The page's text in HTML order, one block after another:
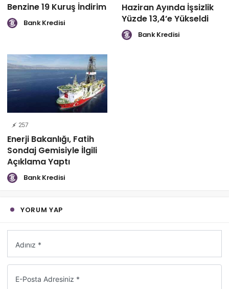
Benzine 19 Kuruş İndirim
Bank Kredisi
Haziran Ayında İşsizlik
Yüzde 13,4’e Yükseldi
Bank Kredisi
257
Enerji Bakanlığı, Fatih
Sondaj Gemisiyle İlgili
Açıklama Yaptı
Bank Kredisi
YORUM YAP
Adınız *
E-Posta Adresiniz *